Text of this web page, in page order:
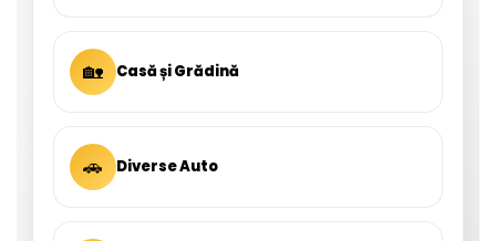
🏡 Casă și Grădină
🚗 Diverse Auto